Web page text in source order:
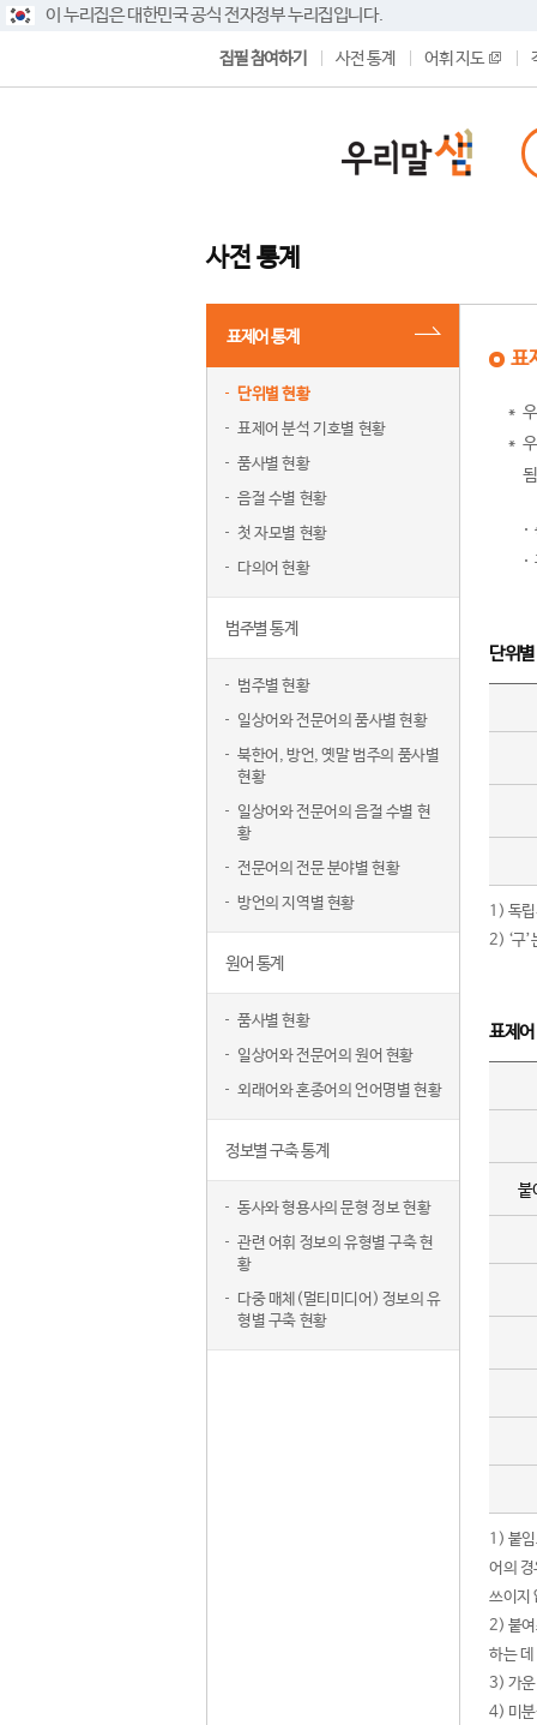
이 누리집은 대한민국 공식 전자정부 누리집입니다.
집필 참여하기 사전 통계 어휘 지도
사전 통계
표제어 통계
단위별 현황
표제어 분석 기호별 현황
품사별 현황
음절 수별 현황
첫 자모별 현황
다의어 현황
범주별 통계
범주별 현황
일상어와 전문어의 품사별 현황
북한어, 방언, 옛말 범주의 품사별
현황
일상어와 전문어의 음절 수별 현
황
전문어의 전문 분야별 현황
방언의 지역별 현황
원어 통계
품사별 현황
일상어와 전문어의 원어 현황
외래어와 혼종어의 언어명별 현황
정보별 구축 통계
동사와 형용사의 문형 정보 현황
관련 어휘 정보의 유형별 구축 현
황
다중 매체(멀티미디어) 정보의 유
형별 구축 현황
표
단위
1) 독립
2) ‘구
표제
붙
1) 붙
어의
쓰이지
2) 붙여
하는
3) 가운
4) 미분